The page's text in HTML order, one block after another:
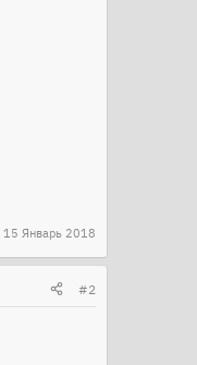
15 Январь 2018
#2